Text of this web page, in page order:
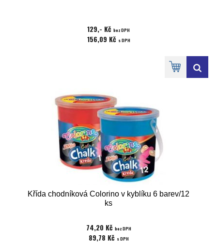
129,- Kč bez DPH
156,09 Kč s DPH
Křída chodníková Colorino v kyblíku 6 barev/12
ks
74,20 Kč bez DPH
89,78 Kč s DPH